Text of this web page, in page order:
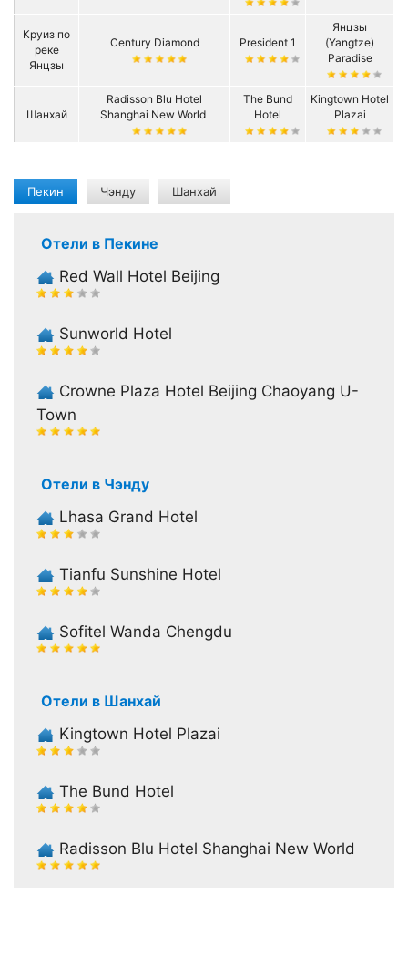
Круиз по
реке
Янцзы
Century Diamond President 1
Янцзы
(Yangtze)
Paradise
Шанхай
Radisson Blu Hotel
Shanghai New World
The Bund
Hotel
Kingtown Hotel
Plazai
Пекин Чэнду Шанхай
Отели в Пекине
Red Wall Hotel Beijing
Sunworld Hotel
Crowne Plaza Hotel Beijing Chaoyang U-
Town
Отели в Чэнду
Lhasa Grand Hotel
Tianfu Sunshine Hotel
Sofitel Wanda Chengdu
Отели в Шанхай
Kingtown Hotel Plazai
The Bund Hotel
Radisson Blu Hotel Shanghai New World